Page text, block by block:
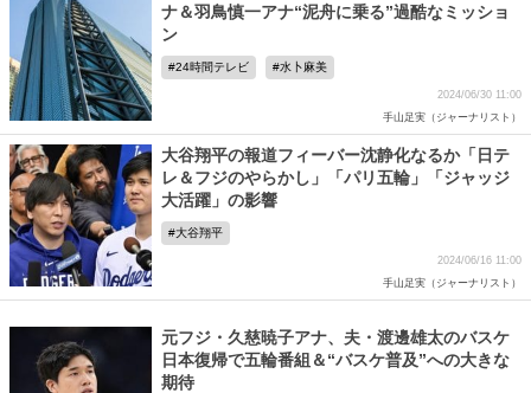
ナ＆羽鳥慎一アナ“泥舟に乗る”過酷なミッショ
ン
24時間テレビ 水卜麻美
2024/06/30 11:00
手山足実（ジャーナリスト）
大谷翔平の報道フィーバー沈静化なるか「日テ
レ＆フジのやらかし」「パリ五輪」「ジャッジ
大活躍」の影響
大谷翔平
2024/06/16 11:00
手山足実（ジャーナリスト）
元フジ・久慈暁子アナ、夫・渡邊雄太のバスケ
日本復帰で五輪番組＆“バスケ普及”への大きな
期待